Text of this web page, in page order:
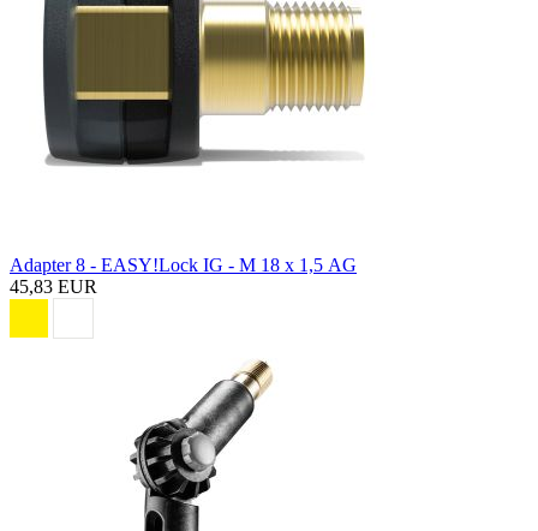
Adapter 8 - EASY!Lock IG - M 18 x 1,5 AG
45,83 EUR